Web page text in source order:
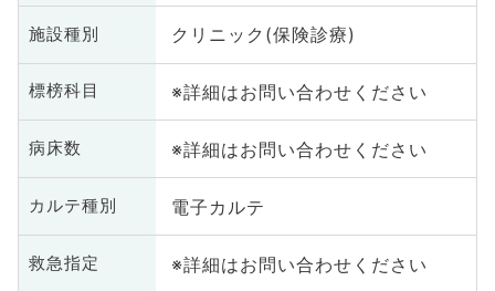
施設種別 クリニック(保険診療)
標榜科目 ※詳細はお問い合わせください
病床数 ※詳細はお問い合わせください
カルテ種別 電子カルテ
救急指定 ※詳細はお問い合わせください